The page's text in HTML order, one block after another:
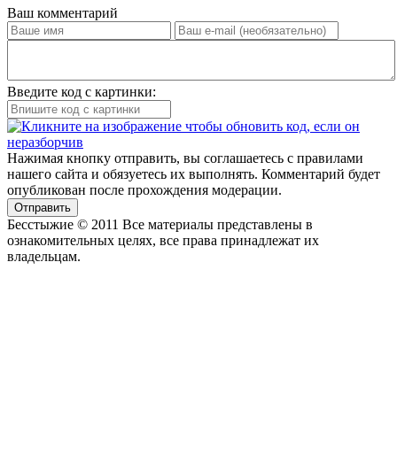
Ваш комментарий
Введите код с картинки:
Нажимая кнопку отправить, вы соглашаетесь с правилами
нашего сайта и обязуетесь их выполнять. Комментарий будет
опубликован после прохождения модерации.
Отправить
Бесстыжие © 2011 Все материалы представлены в
ознакомительных целях, все права принадлежат их
владельцам.